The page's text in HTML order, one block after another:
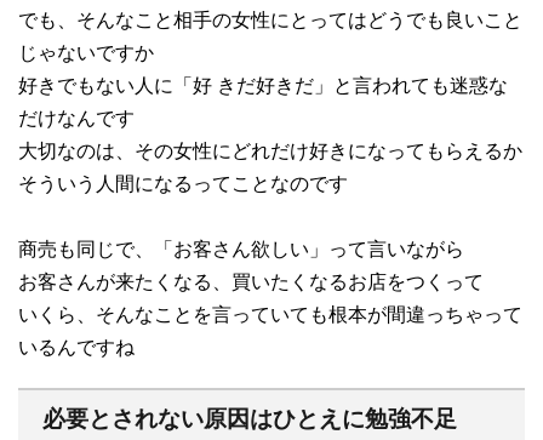
でも、そんなこと相手の女性にとってはどうでも良いこと
じゃないですか
好きでもない人に「好 きだ好きだ」と言われても迷惑な
だけなんです
大切なのは、その女性にどれだけ好きになってもらえるか
そういう人間になるってことなのです
商売も同じで、「お客さん欲しい」って言いながら
お客さんが来たくなる、買いたくなるお店をつくって
いくら、そんなことを言っていても根本が間違っちゃって
いるんですね
必要とされない原因はひとえに勉強不足